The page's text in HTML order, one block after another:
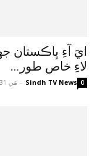
ايَ آءِ پاڪستان
لاءِ خاص طور...
Sindh TV News
- مَي 31, 2024 0